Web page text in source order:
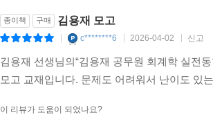
종이책 구매 김용재 모고
c********6 2026-04-02 신고
김용재 선생님의“김용재 공무원 회계학 실전
모고 교재입니다. 문제도 어려워서 난이도 있
이 리뷰가 도움이 되었나요?